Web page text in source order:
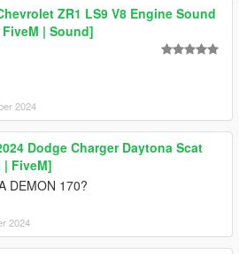
ZR1 LS9 V8 Engine Sound
| Sound]
2024
Dodge Charger Daytona Scat
| FiveM]
DEMON 170?
2024